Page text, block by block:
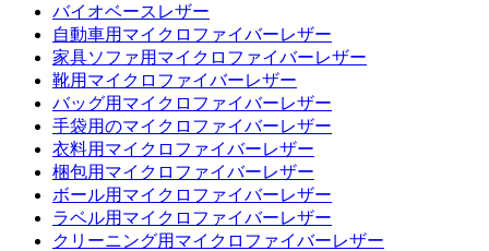
バイオベースレザー
自動車用マイクロファイバーレザー
家具ソファ用マイクロファイバーレザー
靴用マイクロファイバーレザー
バッグ用マイクロファイバーレザー
手袋用のマイクロファイバーレザー
衣料用マイクロファイバーレザー
梱包用マイクロファイバーレザー
ボール用マイクロファイバーレザー
ラベル用マイクロファイバーレザー
クリーニング用マイクロファイバーレザー